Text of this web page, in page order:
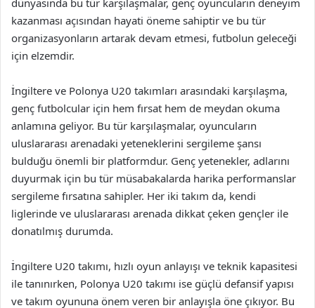
dünyasında bu tür karşılaşmalar, genç oyuncuların deneyim
kazanması açısından hayati öneme sahiptir ve bu tür
organizasyonların artarak devam etmesi, futbolun geleceği
için elzemdir.
İngiltere ve Polonya U20 takımları arasındaki karşılaşma,
genç futbolcular için hem fırsat hem de meydan okuma
anlamına geliyor. Bu tür karşılaşmalar, oyuncuların
uluslararası arenadaki yeteneklerini sergileme şansı
bulduğu önemli bir platformdur. Genç yetenekler, adlarını
duyurmak için bu tür müsabakalarda harika performanslar
sergileme fırsatına sahipler. Her iki takım da, kendi
liglerinde ve uluslararası arenada dikkat çeken gençler ile
donatılmış durumda.
İngiltere U20 takımı, hızlı oyun anlayışı ve teknik kapasitesi
ile tanınırken, Polonya U20 takımı ise güçlü defansif yapısı
ve takım oyununa önem veren bir anlayışla öne çıkıyor. Bu